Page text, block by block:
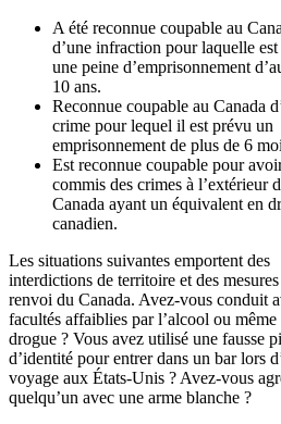
A été reconnue coupable au
d’une infraction pour laquelle
une peine d’emprisonnement
10 ans.
Reconnue coupable au Canada
crime pour lequel il est prévu un
emprisonnement de plus de 6
Est reconnue coupable pour
commis des crimes à l’extérieur
Canada ayant un équivalent en
canadien.
Les situations suivantes emportent des
interdictions de territoire et des
renvoi du Canada. Avez-vous conduit
facultés affaiblies par l’alcool ou même
drogue ? Vous avez utilisé une fausse
d’identité pour entrer dans un bar lors
voyage aux États-Unis ? Avez-vous
quelqu’un avec une arme blanche ?